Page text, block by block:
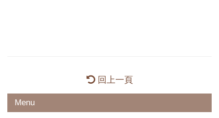
回上一頁
Menu